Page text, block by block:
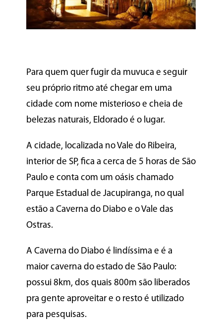
Para quem quer fugir da muvuca e seguir
seu próprio ritmo até chegar em uma
cidade com nome misterioso e cheia de
belezas naturais, Eldorado é o lugar.
A cidade, localizada no Vale do Ribeira,
interior de SP, fica a cerca de 5 horas de São
Paulo e conta com um oásis chamado
Parque Estadual de Jacupiranga, no qual
estão a Caverna do Diabo e o Vale das
Ostras.
A Caverna do Diabo é lindíssima e é a
maior caverna do estado de São Paulo:
possui 8km, dos quais 800m são liberados
pra gente aproveitar e o resto é utilizado
para pesquisas.